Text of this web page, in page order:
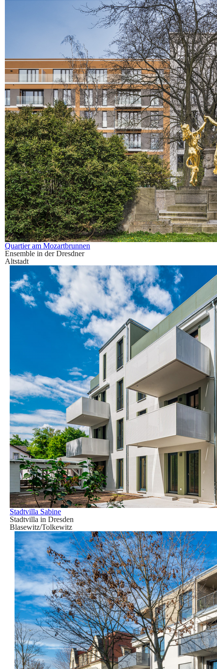
Quartier am Mozartbrunnen
Ensemble in der Dresdner
Altstadt
Stadtvilla Sabine
Stadtvilla in Dresden
Blasewitz/Tolkewitz